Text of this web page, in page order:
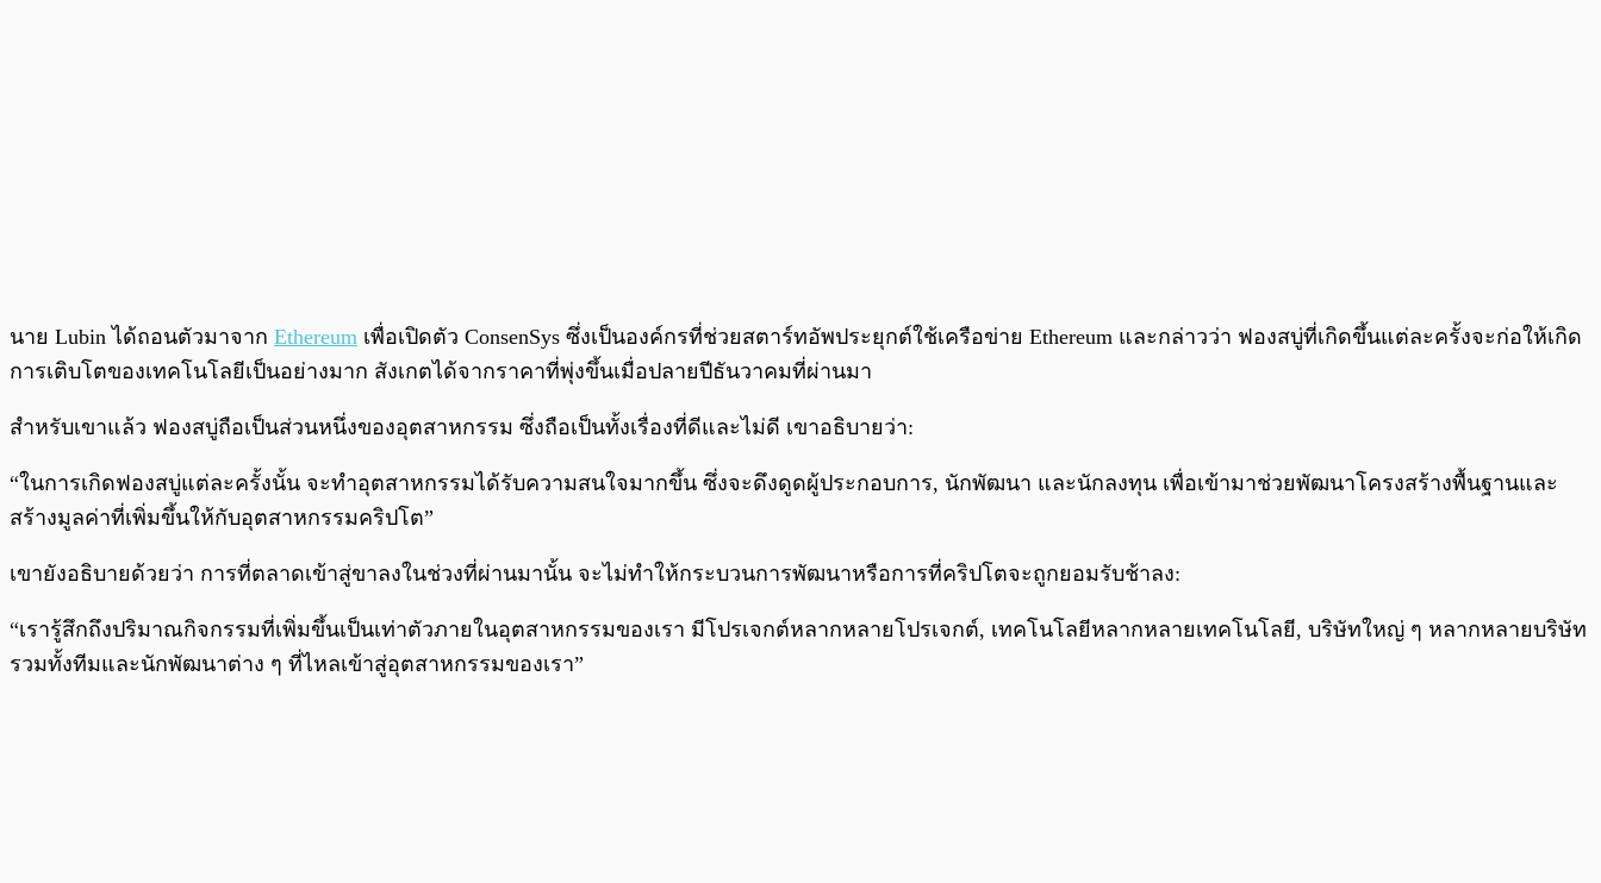
นาย Lubin ได้ถอนตัวมาจาก Ethereum เพื่อเปิดตัว ConsenSys ซึ่งเป็นองค์กรที่ช่วยสตาร์ทอัพประยุกต์ใช้เครือข่าย Ethereum และกล่าวว่า ฟองสบู่ที่เกิดขึ้นแต่ละครั้งจะก่อให้เกิด
การเติบโตของเทคโนโลยีเป็นอย่างมาก สังเกตได้จากราคาที่พุ่งขึ้นเมื่อปลายปีธันวาคมที่ผ่านมา
สำหรับเขาแล้ว ฟองสบู่ถือเป็นส่วนหนึ่งของอุตสาหกรรม ซึ่งถือเป็นทั้งเรื่องที่ดีและไม่ดี เขาอธิบายว่า:
“ในการเกิดฟองสบู่แต่ละครั้งนั้น จะทำอุตสาหกรรมได้รับความสนใจมากขึ้น ซึ่งจะดึงดูดผู้ประกอบการ, นักพัฒนา และนักลงทุน เพื่อเข้ามาช่วยพัฒนาโครงสร้างพื้นฐานและ
สร้างมูลค่าที่เพิ่มขึ้นให้กับอุตสาหกรรมคริปโต”
เขายังอธิบายด้วยว่า การที่ตลาดเข้าสู่ขาลงในช่วงที่ผ่านมานั้น จะไม่ทำให้กระบวนการพัฒนาหรือการที่คริปโตจะถูกยอมรับช้าลง:
“เรารู้สึกถึงปริมาณกิจกรรมที่เพิ่มขึ้นเป็นเท่าตัวภายในอุตสาหกรรมของเรา มีโปรเจกต์หลากหลายโปรเจกต์, เทคโนโลยีหลากหลายเทคโนโลยี, บริษัทใหญ่ ๆ หลากหลายบริษัท
รวมทั้งทีมและนักพัฒนาต่าง ๆ ที่ไหลเข้าสู่อุตสาหกรรมของเรา”